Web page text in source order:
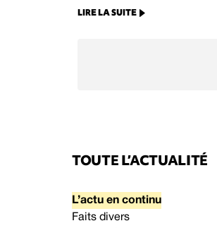
LIRE LA SUITE
TOUTE L’ACTUALITÉ
L’actu en continu
Faits divers